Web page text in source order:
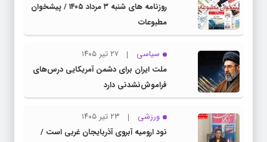
روزنامه های شنبه ۳ مرداد ۱۴۰۵ / پیشخوان
مطبوعات
سیاسی
۲۷ تیر ۱۴۰۵
ملت ایران برای دشمن آمریکایی درس‌های
فراموش‌نشدنی دارد
ورزشی
۲۳ تیر ۱۴۰۵
نود ارومیه آبروی آذربایجان غربی است /